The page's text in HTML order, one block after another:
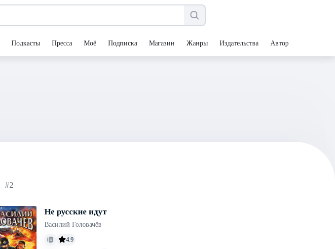
Подкасты Пресса Моё Подписка Магазин Жанры Издательства Авторы
#2
Не русские идут
Василий Головачёв
4.9